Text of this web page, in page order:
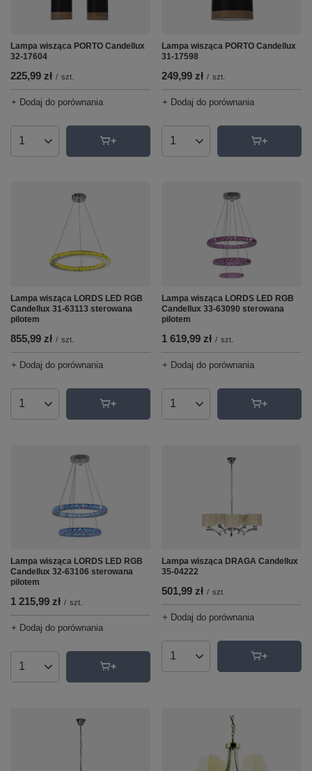
Lampa wisząca PORTO Candellux
32-17604
225,99 zł / szt.
+ Dodaj do porównania
Ilość produktów
Lampa wisząca PORTO Candellux
31-17598
249,99 zł / szt.
+ Dodaj do porównania
Ilość produktów
Lampa wisząca LORDS LED RGB
Candellux 31-63113 sterowana
pilotem
855,99 zł / szt.
+ Dodaj do porównania
Ilość produktów
Lampa wisząca LORDS LED RGB
Candellux 33-63090 sterowana
pilotem
1 619,99 zł / szt.
+ Dodaj do porównania
Ilość produktów
Lampa wisząca LORDS LED RGB
Candellux 32-63106 sterowana
pilotem
1 215,99 zł / szt.
+ Dodaj do porównania
Ilość produktów
Lampa wisząca DRAGA Candellux
35-04222
501,99 zł / szt.
+ Dodaj do porównania
Ilość produktów